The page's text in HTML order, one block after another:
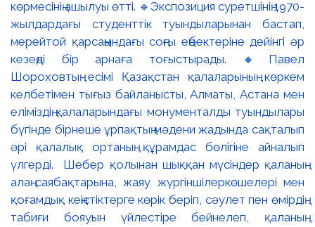
көрмесінің ашылуы өтті. 🔹Экспозиция суретшінің 1970-
жылдардағы студенттік туындыларынан бастап,
мерейтой қарсаңындағы соңғы еңбектеріне дейінгі әр
кезеңді бір арнаға тоғыстырады. 🔸Павел
Шороховтың есімі Қазақстан қалаларының көркем
келбетімен тығыз байланысты, Алматы, Астана мен
еліміздің қалаларындағы монументалды туындылары
бүгінде бірнеше ұрпақтың мәдени жадында сақталып
әрі қалалық ортаның құрамдас бөлігіне айналып
үлгерді. Шебер қолынан шыққан мүсіндер қаланың
алаң-саябақтарына, жаяу жүргіншілеркөшелері мен
қоғамдық кеңістіктерге көрік беріп, сәулет пен өмірдің
табиғи бояуын үйлестіре бейнелеп, қаланың